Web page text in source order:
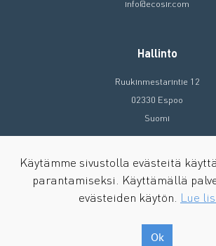
info@ecosir.com
Hallinto
Ruukinmestarintie 12
02330 Espoo
Suomi
Copyright © 2026 Ecosir Group. All Rights Reserved.
Käytämme sivustolla evästeitä
parantamiseksi. Käyttämällä
evästeiden käytön. Lue
Ok